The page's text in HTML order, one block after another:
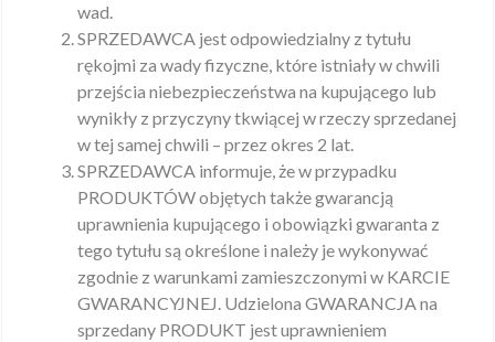
wad.
SPRZEDAWCA jest odpowiedzialny z tytułu
rękojmi za wady fizyczne, które istniały w chwili
przejścia niebezpieczeństwa na kupującego lub
wynikły z przyczyny tkwiącej w rzeczy sprzedanej
w tej samej chwili – przez okres 2 lat.
SPRZEDAWCA informuje, że w przypadku
PRODUKTÓW objętych także gwarancją
uprawnienia kupującego i obowiązki gwaranta z
tego tytułu są określone i należy je wykonywać
zgodnie z warunkami zamieszczonymi w KARCIE
GWARANCYJNEJ. Udzielona GWARANCJA na
sprzedany PRODUKT jest uprawnieniem